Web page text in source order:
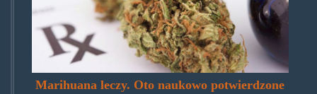
Marihuana leczy. Oto naukowo potwierdzone